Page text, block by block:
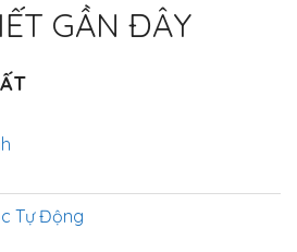
GẦN ĐÂY
Tự Động